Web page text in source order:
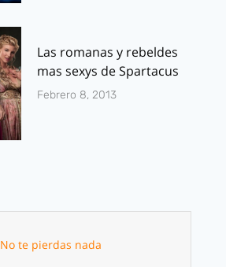
Las romanas y rebeldes
mas sexys de Spartacus
Febrero 8, 2013
No te pierdas nada